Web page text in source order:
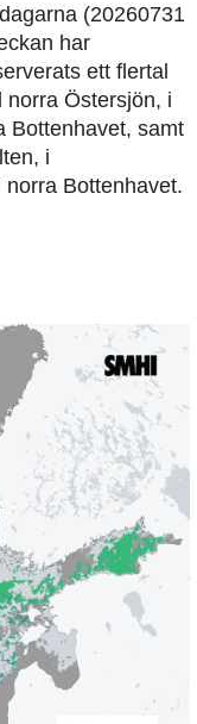
(20260731
har
ett flertal
Östersjön, i
Bottenhavet, samt
i
Bottenhavet.